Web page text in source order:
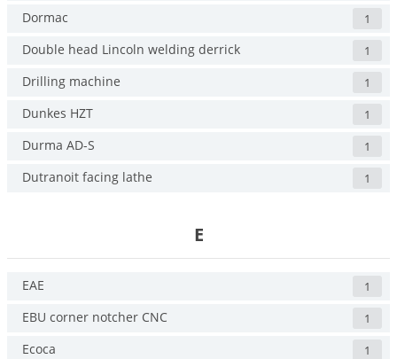
Dormac 1
Double head Lincoln welding derrick 1
Drilling machine 1
Dunkes HZT 1
Durma AD-S 1
Dutranoit facing lathe 1
E
EAE 1
EBU corner notcher CNC 1
Ecoca 1